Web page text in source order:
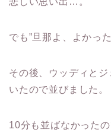
でも”旦那よ、よかっ
その後、ウッディと
いたので並びました。
10分も並ばなかった